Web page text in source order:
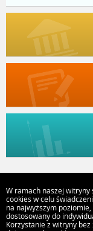
ul.
W ramach naszej witryny
cookies w celu
na najwyższym
dostosowany do
Korzystanie z witryny